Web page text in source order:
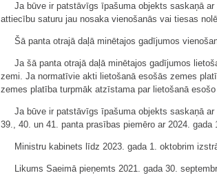
Ja būve ir patstāvīgs īpašuma objekts saskaņā
attiecību saturu jau nosaka vienošanās vai tiesas
Šā panta otrajā daļā minētajos gadījumos
Ja šā panta otrajā daļā minētajos gadījumos
zemi. Ja normatīvie akti lietošanā esošās zemes
zemes platība turpmāk atzīstama par lietošanā
Ja būve ir patstāvīgs īpašuma objekts saskaņā
39., 40. un 41. panta prasības piemēro ar 2024. gada
Ministru kabinets līdz 2023. gada 1. oktobrim
Likums Saeimā pieņemts 2021. gada 30.